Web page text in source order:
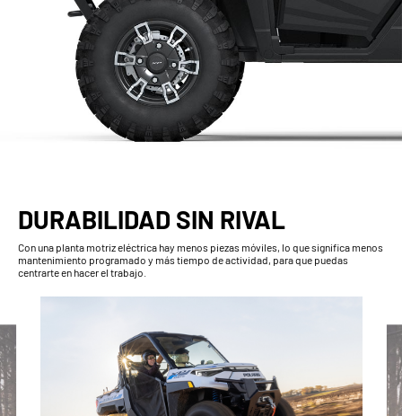
DURABILIDAD SIN RIVAL
Con una planta motriz eléctrica hay menos piezas móviles, lo que significa menos
mantenimiento programado y más tiempo de actividad, para que puedas
centrarte en hacer el trabajo.